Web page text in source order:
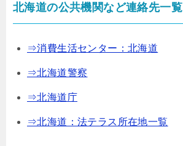
北海道の公共機関など連絡先一覧
⇒消費生活センター：北海道
⇒北海道警察
⇒北海道庁
⇒北海道：法テラス所在地一覧